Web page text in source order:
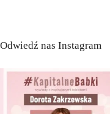
Odwiedź nas Instagram